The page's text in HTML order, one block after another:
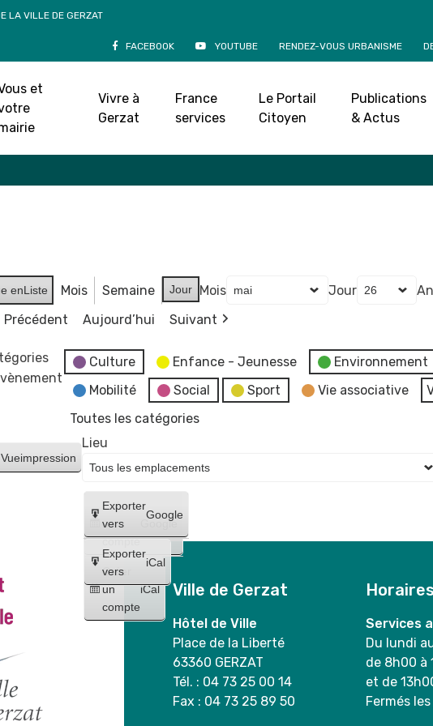
LA VILLE DE GERZAT
FACEBOOK YOUTUBE RENDEZ-VOUS URBANISME
et
Vivre à
Gerzat
France
services
Le Portail
Citoyen
Publications
& Actus
Accueil»Agenda
enListe Mois Semaine Jour Mois Jour
Précédent
Aujourd’hui Suivant
Culture Enfance - Jeunesse Environnement
Mobilité
Social Sport Vie associative
Toutes les catégories
Vueimpression
Créer
un
compte
Google
Créer
un
compte
iCal
Exporter
vers
Google
Exporter
vers
iCal
Lieu
Ville de Gerzat
Hôtel de Ville
Place de la Liberté
63360 GERZAT
Tél. : 04 73 25 00 14
Fax : 04 73 25 89 50
Services
Du lundi
de 8h00 à
et de
Fermés